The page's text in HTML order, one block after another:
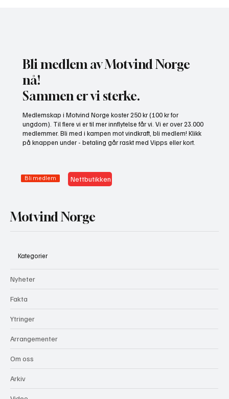
presse fram mer vindkraft
Bli medlem av Motvind Norge
nå!
Sammen er vi sterke.
Medlemskap i Motvind Norge koster 250 kr (100 kr for
ungdom). Til flere vi er til mer innflytelse får vi. Vi er over 23.000
medlemmer. Bli med i kampen mot vindkraft, bli medlem! Klikk
på knappen under - betaling går raskt med Vipps eller kort.
Bli medlem Nettbutikken
Motvind Norge
Kategorier
Nyheter
Fakta
Ytringer
Arrangementer
Om oss
Arkiv